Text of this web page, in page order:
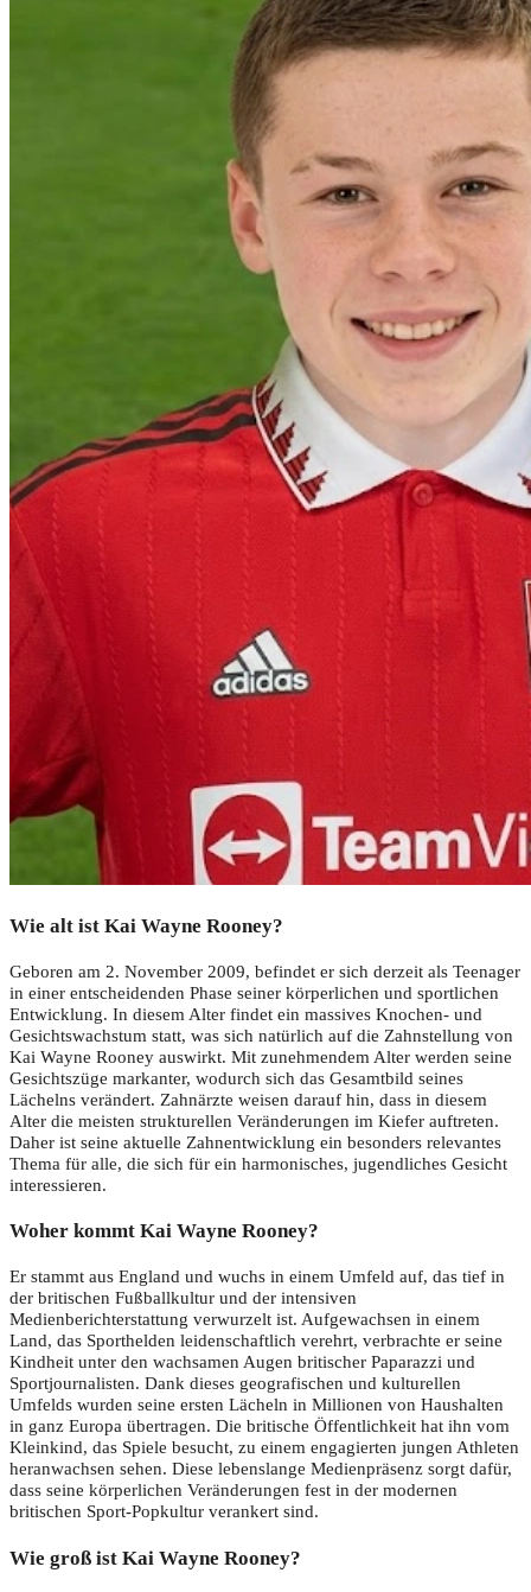
Wie alt ist Kai Wayne Rooney?
Geboren am 2. November 2009, befindet er sich derzeit als Teenager
in einer entscheidenden Phase seiner körperlichen und sportlichen
Entwicklung. In diesem Alter findet ein massives Knochen- und
Gesichtswachstum statt, was sich natürlich auf die Zahnstellung von
Kai Wayne Rooney auswirkt. Mit zunehmendem Alter werden seine
Gesichtszüge markanter, wodurch sich das Gesamtbild seines
Lächelns verändert. Zahnärzte weisen darauf hin, dass in diesem
Alter die meisten strukturellen Veränderungen im Kiefer auftreten.
Daher ist seine aktuelle Zahnentwicklung ein besonders relevantes
Thema für alle, die sich für ein harmonisches, jugendliches Gesicht
interessieren.
Woher kommt Kai Wayne Rooney?
Er stammt aus England und wuchs in einem Umfeld auf, das tief in
der britischen Fußballkultur und der intensiven
Medienberichterstattung verwurzelt ist. Aufgewachsen in einem
Land, das Sporthelden leidenschaftlich verehrt, verbrachte er seine
Kindheit unter den wachsamen Augen britischer Paparazzi und
Sportjournalisten. Dank dieses geografischen und kulturellen
Umfelds wurden seine ersten Lächeln in Millionen von Haushalten
in ganz Europa übertragen. Die britische Öffentlichkeit hat ihn vom
Kleinkind, das Spiele besucht, zu einem engagierten jungen Athleten
heranwachsen sehen. Diese lebenslange Medienpräsenz sorgt dafür,
dass seine körperlichen Veränderungen fest in der modernen
britischen Sport-Popkultur verankert sind.
Wie groß ist Kai Wayne Rooney?